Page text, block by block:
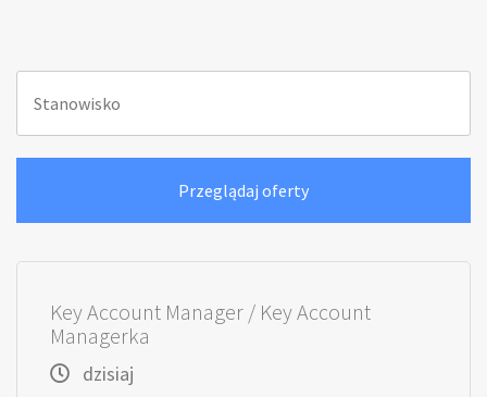
Key Account Manager / Key Account
Managerka
dzisiaj